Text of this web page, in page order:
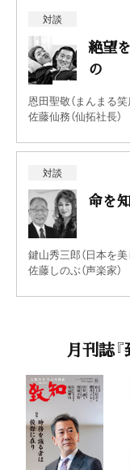
対談
絶望
の
恩田聖敬（まんまる笑
佐藤仙務（仙拓社長）
対談
命を
鍵山秀三郎（日本を
佐藤しのぶ（声楽家）
月刊誌